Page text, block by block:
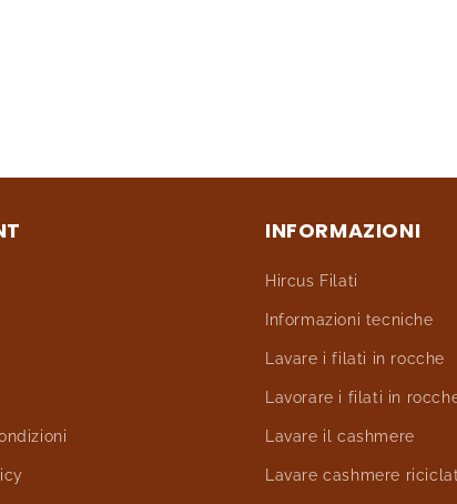
INFORMAZIONI
Hircus Filati
Informazioni tecniche
Lavare i filati in rocche
Lavorare i filati in
Lavare il cashmere
Lavare cashmere